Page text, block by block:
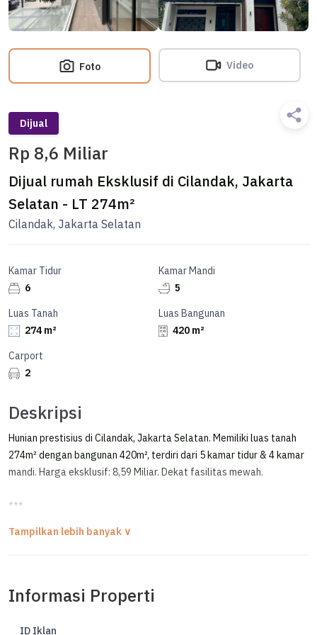
Foto Video
Dijual
Rp 8,6 Miliar
Dijual rumah Eksklusif di Cilandak, Jakarta
Selatan - LT 274m²
Cilandak, Jakarta Selatan
Kamar Tidur
6
Kamar Mandi
5
Luas Tanah
274 m²
Luas Bangunan
420 m²
Carport
2
Deskripsi
Hunian prestisius di Cilandak, Jakarta Selatan. Memiliki luas tanah
274m² dengan bangunan 420m², terdiri dari 5 kamar tidur & 4 kamar
mandi. Harga eksklusif: 8,59 Miliar. Dekat fasilitas mewah.
***
BRAND NEW MODERN HOUSE
TOWNHOUSE ONE GATE SYSTEM, 24H SECURITY
Informasi Properti
ID Iklan